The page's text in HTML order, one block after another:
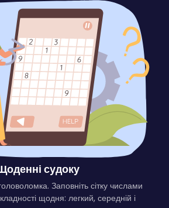
судоку
Заповніть сітку числами
щодня: легкий, середній і